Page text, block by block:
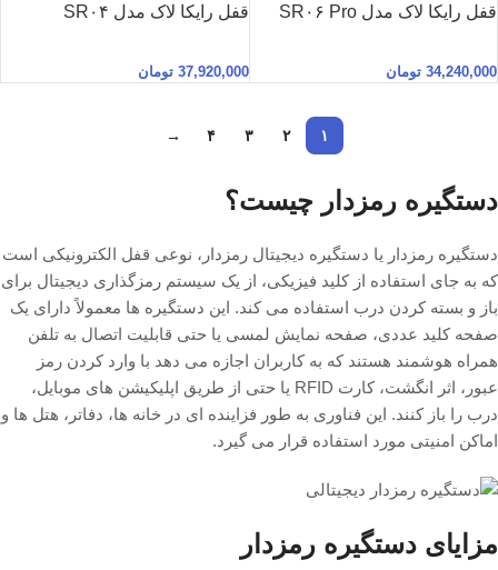
قفل رایکا لاک مدل SR۰۶ Pro
34,240,000 تومان
قفل رایکا لاک مدل SR۰۴
37,920,000 تومان
۱ ۲ ۳ ۴ →
دستگیره رمزدار چیست؟
دستگیره رمزدار یا دستگیره دیجیتال رمزدار، نوعی قفل الکترونیکی است
که به جای استفاده از کلید فیزیکی، از یک سیستم رمزگذاری دیجیتال برای
باز و بسته کردن درب استفاده می کند. این دستگیره ها معمولاً دارای یک
صفحه کلید عددی، صفحه نمایش لمسی یا حتی قابلیت اتصال به تلفن
همراه هوشمند هستند که به کاربران اجازه می دهد با وارد کردن رمز
عبور، اثر انگشت، کارت RFID یا حتی از طریق اپلیکیشن های موبایل،
درب را باز کنند. این فناوری به طور فزاینده ای در خانه ها، دفاتر، هتل ها و
اماکن امنیتی مورد استفاده قرار می گیرد.
مزایای دستگیره رمزدار